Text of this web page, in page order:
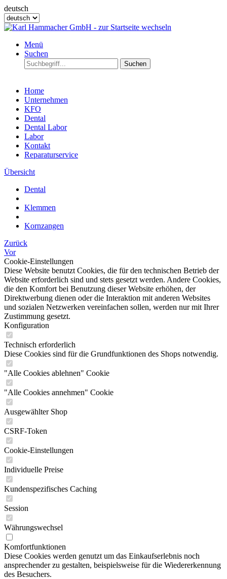
deutsch
Menü
Suchen
Suchen
Home
Unternehmen
KFO
Dental
Dental Labor
Labor
Kontakt
Reparaturservice
Übersicht
Dental
Klemmen
Kornzangen
Zurück
Vor
Cookie-Einstellungen
Diese Website benutzt Cookies, die für den technischen Betrieb der
Website erforderlich sind und stets gesetzt werden. Andere Cookies,
die den Komfort bei Benutzung dieser Website erhöhen, der
Direktwerbung dienen oder die Interaktion mit anderen Websites
und sozialen Netzwerken vereinfachen sollen, werden nur mit Ihrer
Zustimmung gesetzt.
Konfiguration
Technisch erforderlich
Diese Cookies sind für die Grundfunktionen des Shops notwendig.
"Alle Cookies ablehnen" Cookie
"Alle Cookies annehmen" Cookie
Ausgewählter Shop
CSRF-Token
Cookie-Einstellungen
Individuelle Preise
Kundenspezifisches Caching
Session
Währungswechsel
Komfortfunktionen
Diese Cookies werden genutzt um das Einkaufserlebnis noch
ansprechender zu gestalten, beispielsweise für die Wiedererkennung
des Besuchers.